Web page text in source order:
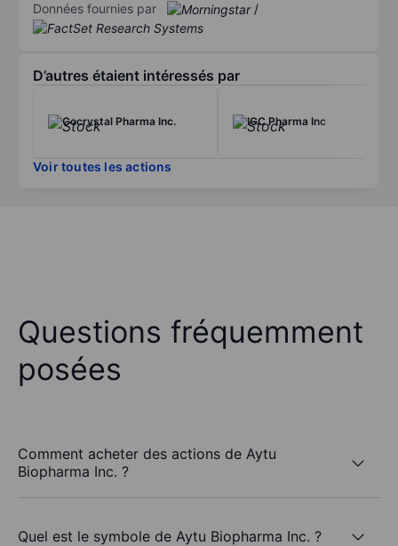
Données fournies par /
D’autres étaient intéressés par
Cocrystal Pharma Inc. IGC Pharma Inc
Voir toutes les actions
Questions fréquemment
posées
Comment acheter des actions de Aytu
Biopharma Inc. ?
Quel est le symbole de Aytu Biopharma Inc. ?